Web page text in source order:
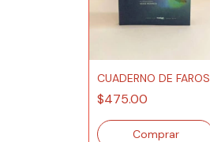
CUADERNO DE FAROS
$475.00